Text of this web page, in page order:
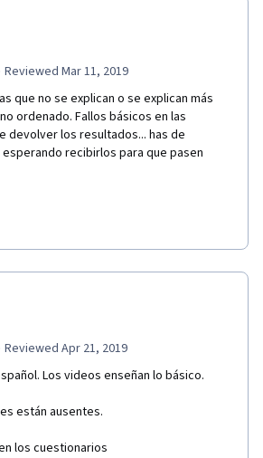
Reviewed Mar 11, 2019
que no se explican o se explican más
ordenado. Fallos básicos en las
devolver los resultados... has de
recibirlos para que pasen
Reviewed Apr 21, 2019
Los videos enseñan lo básico.
están ausentes.
los cuestionarios